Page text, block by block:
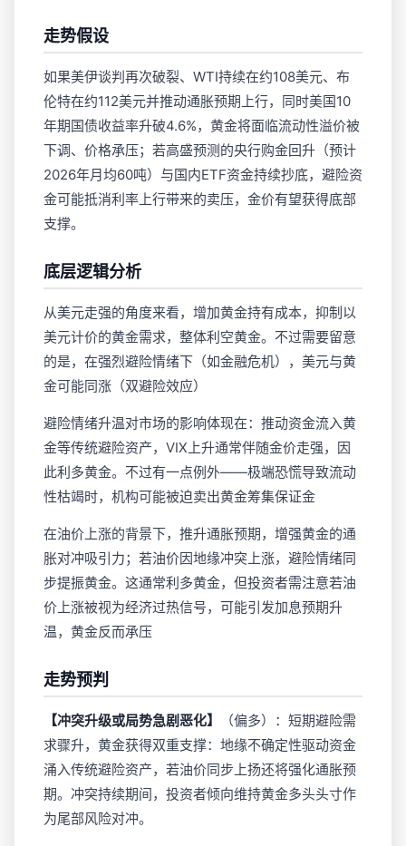
走势假设
如果美伊谈判再次破裂、WTI持续在约108美元、布
伦特在约112美元并推动通胀预期上行，同时美国10
年期国债收益率升破4.6%，黄金将面临流动性溢价被
下调、价格承压；若高盛预测的央行购金回升（预计
2026年月均60吨）与国内ETF资金持续抄底，避险资
金可能抵消利率上行带来的卖压，金价有望获得底部
支撑。
底层逻辑分析
从美元走强的角度来看，增加黄金持有成本，抑制以
美元计价的黄金需求，整体利空黄金。不过需要留意
的是，在强烈避险情绪下（如金融危机），美元与黄
金可能同涨（双避险效应）
避险情绪升温对市场的影响体现在：推动资金流入黄
金等传统避险资产，VIX上升通常伴随金价走强，因
此利多黄金。不过有一点例外——极端恐慌导致流动
性枯竭时，机构可能被迫卖出黄金筹集保证金
在油价上涨的背景下，推升通胀预期，增强黄金的通
胀对冲吸引力；若油价因地缘冲突上涨，避险情绪同
步提振黄金。这通常利多黄金，但投资者需注意若油
价上涨被视为经济过热信号，可能引发加息预期升
温，黄金反而承压
走势预判
【冲突升级或局势急剧恶化】
（偏多）：短期避险需
求骤升，黄金获得双重支撑：地缘不确定性驱动资金
涌入传统避险资产，若油价同步上扬还将强化通胀预
期。冲突持续期间，投资者倾向维持黄金多头头寸作
为尾部风险对冲。